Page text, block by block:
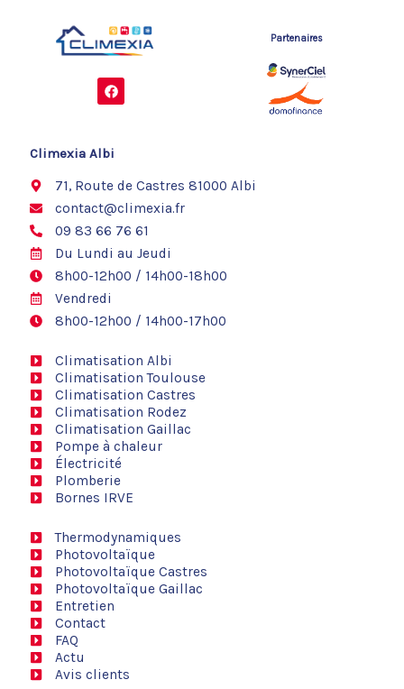
F
a
c
o
Partenaires
Climexia Albi
71, Route de Castres 81000 Albi
contact@climexia.fr
09 83 66 76 61
Du Lundi au Jeudi
8h00-12h00 / 14h00-18h00
Vendredi
8h00-12h00 / 14h00-17h00
Climatisation Albi
Climatisation Toulouse
Climatisation Castres
Climatisation Rodez
Climatisation Gaillac
Pompe à chaleur
Électricité
Plomberie
Bornes IRVE
Thermodynamiques
Photovoltaïque
Photovoltaïque Castres
Photovoltaïque Gaillac
Entretien
Contact
FAQ
Actu
Avis clients